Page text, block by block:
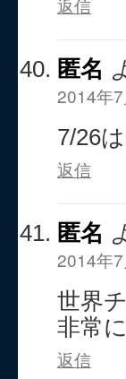
返信
匿名
2014年
7/26
返信
匿名
2014年
世界
非常
返信